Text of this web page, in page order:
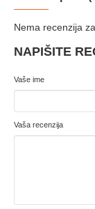
Nema recenzija
NAPIŠITE
Vaše ime
Vaša recenzija